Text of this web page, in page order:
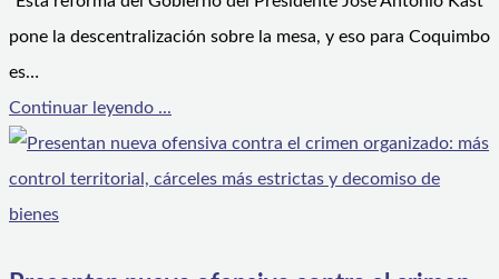
pone la descentralización sobre la mesa, y eso para Coquimbo
es…
Continuar leyendo ...